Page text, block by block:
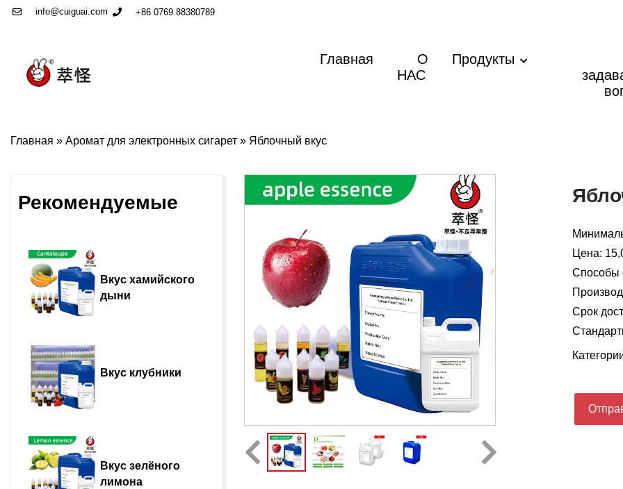
info@cuiguai.com +86 0769 88380789
Главная
О
НАС
Продукты
Главная » Аромат для электронных сигарет » Яблочный вкус
Рекомендуемые
Вкус хамийского
дыни
Вкус клубники
Вкус зелёного
лимона
Цена:
Способы
Срок